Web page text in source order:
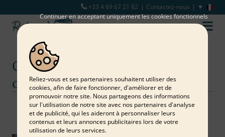
+33 4 69 67 21 82 Contactez-nous
Créer du lien avec un livre d'or
ou un album personnalisé
Notre blog
Livre d'or
Créer du lien avec un livre d'or ou un album personnalisé
Continuer en acceptant uniquement les cookies fonctionnels
Reliez‑vous et ses partenaires souhaitent utiliser des
cookies, afin de faire fonctionner, d'améliorer et de
promouvoir notre site. Nous partageons des informations
sur l'utilisation de notre site avec nos partenaires d'analyse
et de publicité, qui les aideront à personnaliser leurs
contenus et leurs annonces publicitaires lors de votre
utilisation de leurs services.